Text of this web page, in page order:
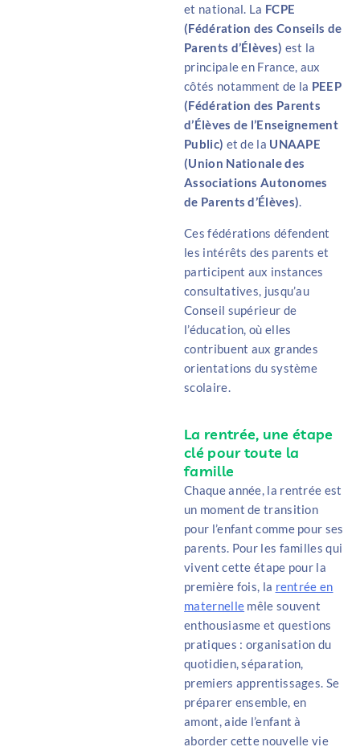
et national. La FCPE
(Fédération des Conseils de
Parents d’Élèves) est la
principale en France, aux
côtés notamment de la PEEP
(Fédération des Parents
d’Élèves de l’Enseignement
Public) et de la UNAAPE
(Union Nationale des
Associations Autonomes
de Parents d’Élèves).
Ces fédérations défendent
les intérêts des parents et
participent aux instances
consultatives, jusqu’au
Conseil supérieur de
l’éducation, où elles
contribuent aux grandes
orientations du système
scolaire.
La rentrée, une étape
clé pour toute la
famille
Chaque année, la rentrée est
un moment de transition
pour l’enfant comme pour ses
parents. Pour les familles qui
vivent cette étape pour la
première fois, la rentrée en
maternelle mêle souvent
enthousiasme et questions
pratiques : organisation du
quotidien, séparation,
premiers apprentissages. Se
préparer ensemble, en
amont, aide l’enfant à
aborder cette nouvelle vie